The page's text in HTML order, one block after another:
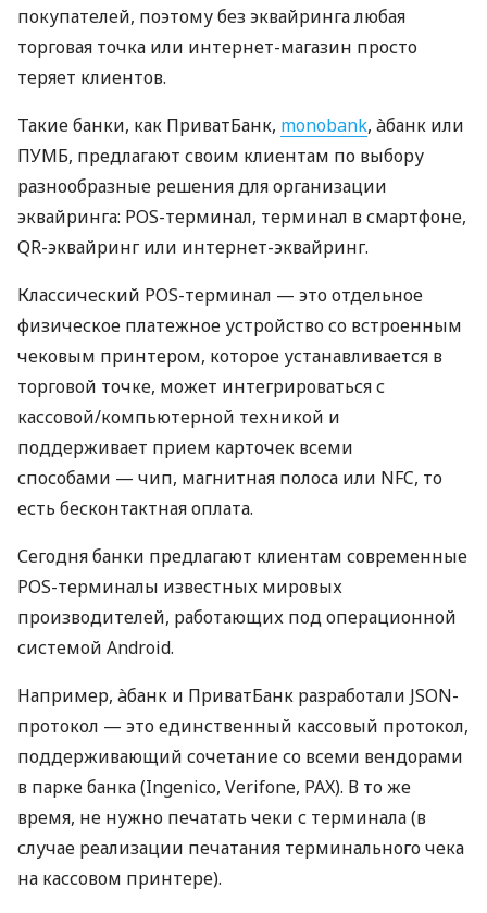
покупателей, поэтому без эквайринга любая
торговая точка или интернет-магазин просто
теряет клиентов.
Такие банки, как ПриватБанк, monobank, àбанк или
ПУМБ, предлагают своим клиентам по выбору
разнообразные решения для организации
эквайринга: POS-терминал, терминал в смартфоне,
QR-эквайринг или интернет-эквайринг.
Классический POS-терминал — это отдельное
физическое платежное устройство со встроенным
чековым принтером, которое устанавливается в
торговой точке, может интегрироваться с
кассовой/компьютерной техникой и
поддерживает прием карточек всеми
способами — чип, магнитная полоса или NFC, то
есть бесконтактная оплата.
Сегодня банки предлагают клиентам современные
POS-терминалы известных мировых
производителей, работающих под операционной
системой Android.
Например, àбанк и ПриватБанк разработали JSON-
протокол — это единственный кассовый протокол,
поддерживающий сочетание со всеми вендорами
в парке банка (Ingenico, Verifone, PAX). В то же
время, не нужно печатать чеки с терминала (в
случае реализации печатания терминального чека
на кассовом принтере).